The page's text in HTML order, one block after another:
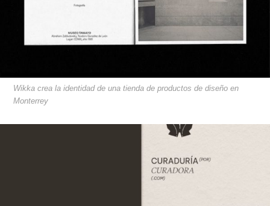
Wikka crea la identidad de una tienda de productos de diseño en
Monterrey